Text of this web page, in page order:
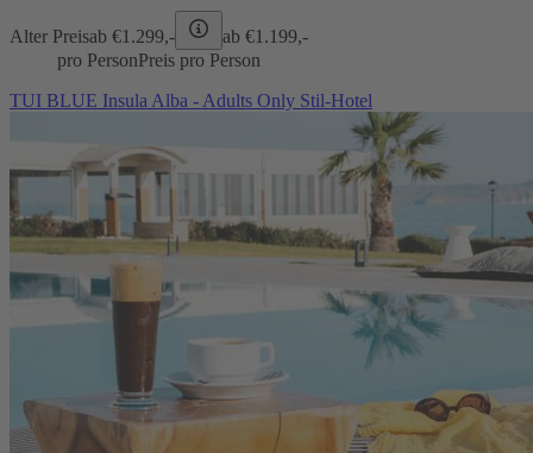
Alter Preisab €1.299,- ab €1.199,-
pro PersonPreis pro Person
TUI BLUE Insula Alba - Adults Only Stil-Hotel